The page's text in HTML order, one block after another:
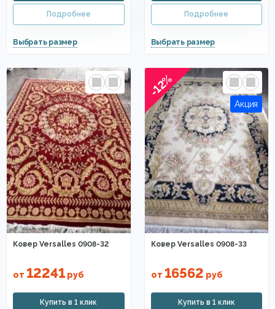
Ковер Versalles 0908-32
от 12241 руб
-12%
Ковер Versalles 0908-33
от 16562 руб